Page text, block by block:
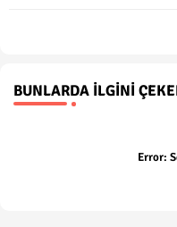
BUNLARDA İLGINI
Error: